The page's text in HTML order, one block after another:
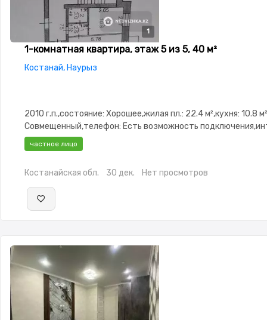
1
1-комнатная квартира, этаж 5 из 5, 40 м²
Костанай, Наурыз
2010 г.п.,состояние: Хорошее,жилая пл.: 22.4 м²,кухня: 10.8
Совмещенный,телефон: Есть возможность
Оптика,Частично меблирована,Частично
2.9,Домофон,Неугловая,Улучшенная
частное лицо
Костанайская обл. 30 дек. Нет просмотров